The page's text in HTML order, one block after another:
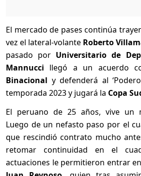
El mercado de pases continúa
vez el lateral-volante Roberto
pasado por Universitario de
Mannucci llegó a un acuerdo
Binacional y defenderá al
temporada 2023 y jugará la Copa
El peruano de 25 años, vive un
Luego de un nefasto paso por el
que rescindió contrato mucho
retomar continuidad en el
actuaciones le permitieron entrar en